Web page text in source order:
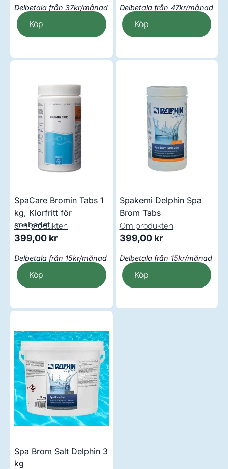
Delbetala från 37kr/månad
Köp
Delbetala från 47kr/månad
Köp
SpaCare Bromin Tabs 1
kg, Klorfritt för
spabadet
Om produkten
399,00 kr
Delbetala från 15kr/månad
Köp
Spakemi Delphin Spa
Brom Tabs
Om produkten
399,00 kr
Delbetala från 15kr/månad
Köp
Spa Brom Salt Delphin 3
kg